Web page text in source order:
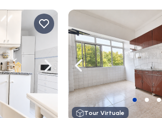
Naviga a destraNaviga a sinistra
Tour Virtuale